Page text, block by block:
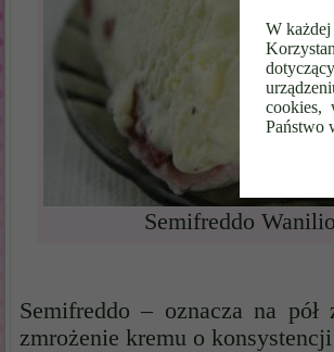
W
cookies,
Państwo
Semifreddo
Semifreddo – oznacza na
zmrożenie kremu o